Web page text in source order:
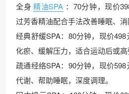
全身 精油SPA ：70分钟，现价
过芳香精油配合手法改善睡眠、消
经典舒缓SPA：80分钟，现价
化瘀、缓解压力，适合运动后或高
疏通经络SPA：90分钟，现价
代谢、帮助睡眠，深度调理。